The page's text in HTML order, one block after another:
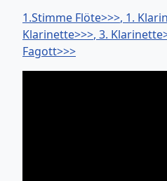
1.Stimme Flöte>>>, 1.
Klarinette>>>, 3.
Fagott>>>